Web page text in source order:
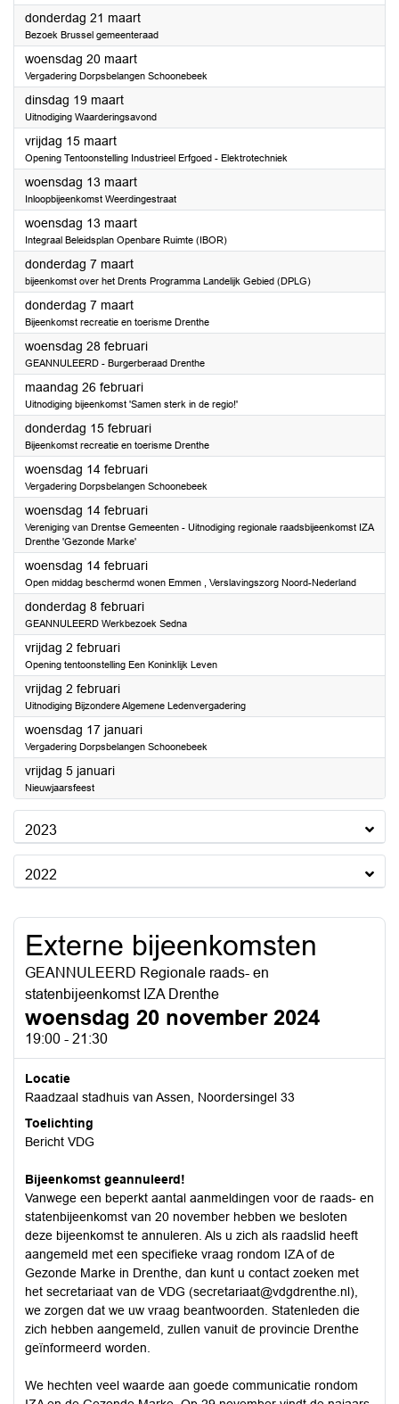
donderdag 21 maart2024
Bezoek Brussel gemeenteraad
woensdag 20 maart2024
Vergadering Dorpsbelangen Schoonebeek
dinsdag 19 maart2024
Uitnodiging Waarderingsavond
vrijdag 15 maart2024
Opening Tentoonstelling Industrieel Erfgoed - Elektrotechniek
woensdag 13 maart2024
Inloopbijeenkomst Weerdingestraat
woensdag 13 maart2024
Integraal Beleidsplan Openbare Ruimte (IBOR)
donderdag 7 maart2024
bijeenkomst over het Drents Programma Landelijk Gebied (DPLG)
donderdag 7 maart2024
Bijeenkomst recreatie en toerisme Drenthe
woensdag 28 februari2024
GEANNULEERD - Burgerberaad Drenthe
maandag 26 februari2024
Uitnodiging bijeenkomst 'Samen sterk in de regio!'
donderdag 15 februari2024
Bijeenkomst recreatie en toerisme Drenthe
woensdag 14 februari2024
Vergadering Dorpsbelangen Schoonebeek
woensdag 14 februari2024
Vereniging van Drentse Gemeenten - Uitnodiging regionale raadsbijeenkomst IZA
Drenthe 'Gezonde Marke'
woensdag 14 februari2024
Open middag beschermd wonen Emmen , Verslavingszorg Noord-Nederland
donderdag 8 februari2024
GEANNULEERD Werkbezoek Sedna
vrijdag 2 februari2024
Opening tentoonstelling Een Koninklijk Leven
vrijdag 2 februari2024
Uitnodiging Bijzondere Algemene Ledenvergadering
woensdag 17 januari2024
Vergadering Dorpsbelangen Schoonebeek
vrijdag 5 januari2024
Nieuwjaarsfeest
2023
2022
Externe bijeenkomsten
GEANNULEERD Regionale raads- en
statenbijeenkomst IZA Drenthe
woensdag 20 november 2024
19:00 - 21:30
Locatie
Raadzaal stadhuis van Assen, Noordersingel 33
Toelichting
Bericht VDG
Bijeenkomst geannuleerd!
Vanwege een beperkt aantal aanmeldingen voor de raads- en
statenbijeenkomst van 20 november hebben we besloten
deze bijeenkomst te annuleren. Als u zich als raadslid heeft
aangemeld met een specifieke vraag rondom IZA of de
Gezonde Marke in Drenthe, dan kunt u contact zoeken met
het secretariaat van de VDG (secretariaat@vdgdrenthe.nl),
we zorgen dat we uw vraag beantwoorden. Statenleden die
zich hebben aangemeld, zullen vanuit de provincie Drenthe
geïnformeerd worden.
We hechten veel waarde aan goede communicatie rondom